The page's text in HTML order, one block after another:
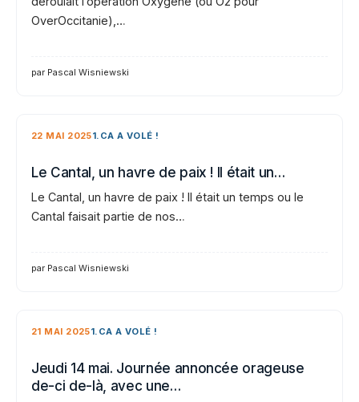
OverOccitanie),…
par Pascal Wisniewski
22 MAI 20251.CA A VOLÉ !
Le Cantal, un havre de paix ! Il était un…
Le Cantal, un havre de paix ! Il était un temps ou le
Cantal faisait partie de nos…
par Pascal Wisniewski
21 MAI 20251.CA A VOLÉ !
Jeudi 14 mai. Journée annoncée orageuse
de-ci de-là, avec une…